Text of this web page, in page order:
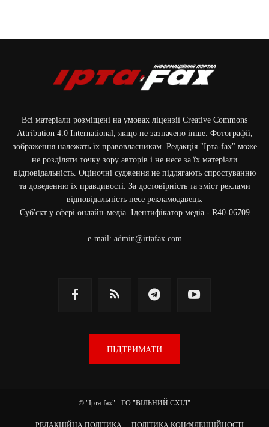
Всі матеріали розміщені на умовах ліцензії Creative Commons
Attribution 4.0 International, якщо не зазначено інше. Фотографії,
зображення належать їх правовласникам. Редакція "Ірта-fax" може
не розділяти точку зору авторів і не несе за їх матеріали
відповідальність. Оціночні судження не підлягають спростуванню
та доведенню їх правдивості. За достовірність та зміст реклами
відповідальність несе рекламодавець.
Cуб'єкт у сфері онлайн-медіа. Ідентифікатор медіа - R40-06709
e-mail: admin@irtafax.com
ПІДТРИМАТИ
© "Ірта-fax" - ГО "ВІЛЬНИЙ СХІД"
РЕДАКЦІЙНА ПОЛІТИКА ПОЛІТИКА КОНФІДЕНЦІЙНОСТІ